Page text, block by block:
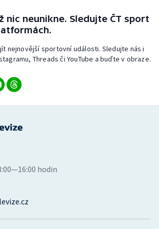
nic neunikne. Sledujte ČT sport
nejnovější sportovní události. Sledujte nás i
Threads či YouTube a buďte v obraze.
hodin